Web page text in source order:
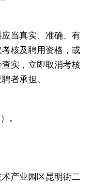
当真实、准确、有
核及聘用资格，或
实，立即取消考核
者承担。
。
产业园区昆明街二